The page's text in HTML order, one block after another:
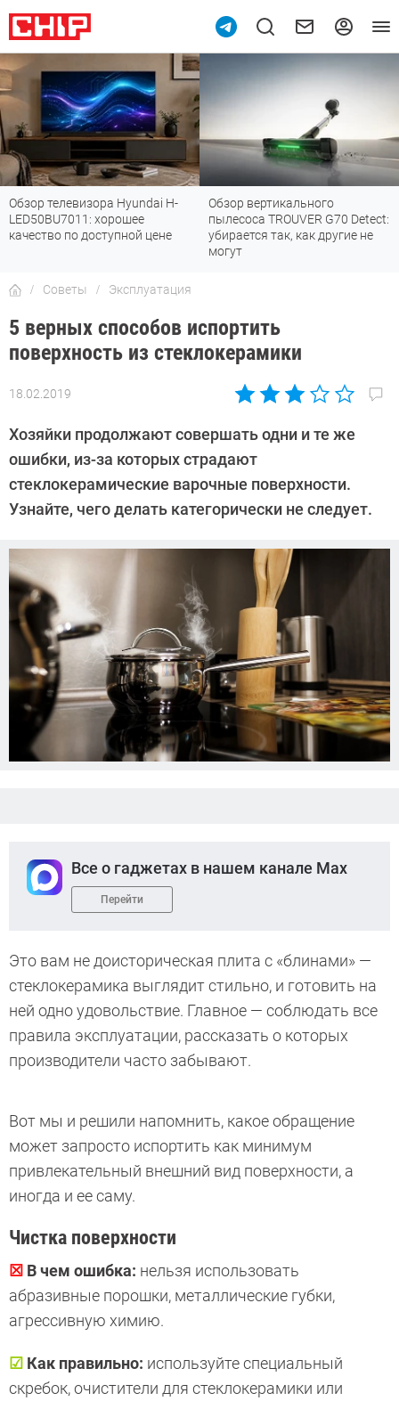
Обзор телевизора Hyundai H-
LED50BU7011: хорошее
качество по доступной цене
Обзор вертикального
пылесоса TROUVER G70 Detect:
убирается так, как другие не
могут
Советы Эксплуатация
5 верных способов испортить
поверхность из стеклокерамики
18.02.2019
Автор:
Воробьев
Хозяйки продолжают совершать одни и те же
ошибки, из-за которых страдают
стеклокерамические варочные поверхности.
Узнайте, чего делать категорически не следует.
Все о гаджетах в нашем канале Max
Перейти
Это вам не доисторическая плита с «блинами» —
стеклокерамика выглядит стильно, и готовить на
ней одно удовольствие. Главное — соблюдать все
правила эксплуатации, рассказать о которых
производители часто забывают.
Вот мы и решили напомнить, какое обращение
может запросто испортить как минимум
привлекательный внешний вид поверхности, а
иногда и ее саму.
Чистка поверхности
☒ В чем ошибка: нельзя использовать
абразивные порошки, металлические губки,
агрессивную химию.
☑ Как правильно: используйте специальный
скребок, очистители для стеклокерамики или